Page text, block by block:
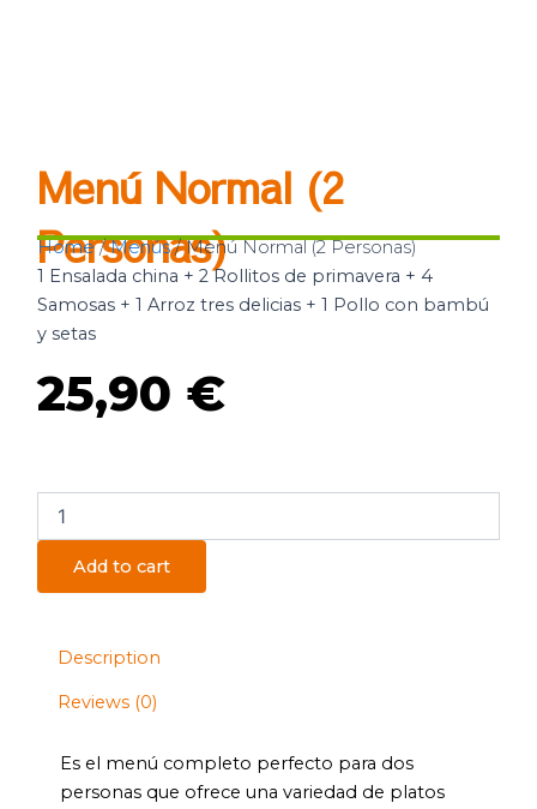
Menú Normal (2
Personas)
Home/Menús/ Menú Normal (2 Personas)
1 Ensalada china + 2 Rollitos de primavera + 4
Samosas + 1 Arroz tres delicias + 1 Pollo con bambú
y setas
25,90 €
Normal
(2
Personas)
quantity
Add to cart
Description
Reviews (0)
Es el menú completo perfecto para dos
personas que ofrece una variedad de platos